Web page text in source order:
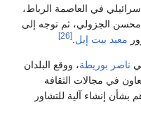
في العاصمة الرباط،
محسن الجزولي، ثم توجه إلى
معبد بيت إيل.
[26]
ناصر بوريطة، ووقع البلدان
في مجالات الثقافة
بشأن إنشاء آلية للتشاور